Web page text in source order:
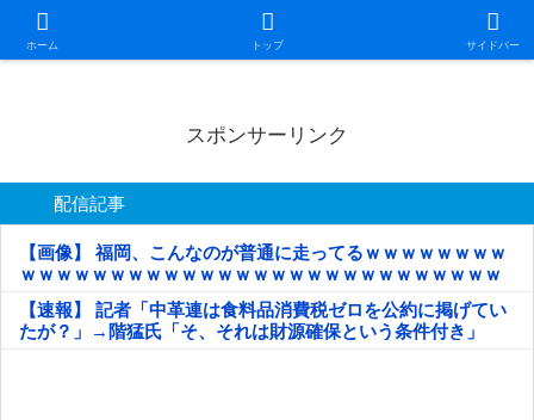
ホーム トップ サイドバー
日本第一！ニュース録
スポンサーリンク
配信記事
【画像】 福岡、こんなのが普通に走ってるｗｗｗｗｗｗｗｗ
ｗｗｗｗｗｗｗｗｗｗｗｗｗｗｗｗｗｗｗｗｗｗｗｗｗｗｗ
ｗｗｗｗｗ
【速報】 記者「中革連は食料品消費税ゼロを公約に掲げてい
たが？」→階猛氏「そ、それは財源確保という条件付き」